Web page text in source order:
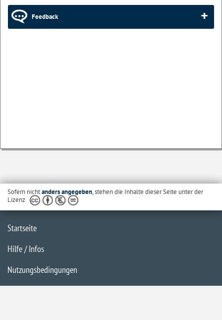
Feedback
Sofern nichtanders angegeben, stehen die Inhalte dieser Seite unter der
Lizenz
Startseite
Hilfe / Infos
Nutzungsbedingungen